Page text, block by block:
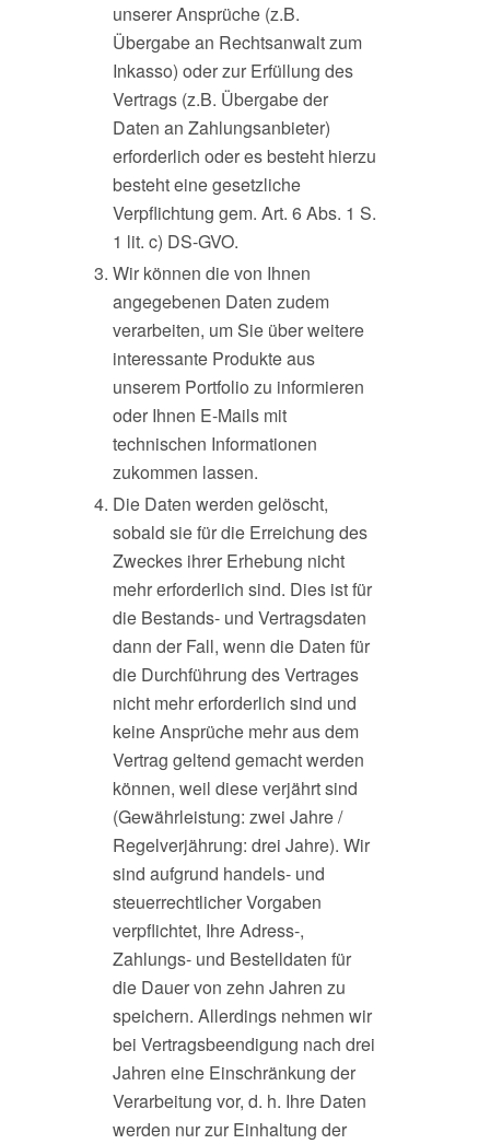
unserer Ansprüche (z.B.
Übergabe an Rechtsanwalt zum
Inkasso) oder zur Erfüllung des
Vertrags (z.B. Übergabe der
Daten an Zahlungsanbieter)
erforderlich oder es besteht hierzu
besteht eine gesetzliche
Verpflichtung gem. Art. 6 Abs. 1 S.
1 lit. c) DS-GVO.
Wir können die von Ihnen
angegebenen Daten zudem
verarbeiten, um Sie über weitere
interessante Produkte aus
unserem Portfolio zu informieren
oder Ihnen E-Mails mit
technischen Informationen
zukommen lassen.
Die Daten werden gelöscht,
sobald sie für die Erreichung des
Zweckes ihrer Erhebung nicht
mehr erforderlich sind. Dies ist für
die Bestands- und Vertragsdaten
dann der Fall, wenn die Daten für
die Durchführung des Vertrages
nicht mehr erforderlich sind und
keine Ansprüche mehr aus dem
Vertrag geltend gemacht werden
können, weil diese verjährt sind
(Gewährleistung: zwei Jahre /
Regelverjährung: drei Jahre). Wir
sind aufgrund handels- und
steuerrechtlicher Vorgaben
verpflichtet, Ihre Adress-,
Zahlungs- und Bestelldaten für
die Dauer von zehn Jahren zu
speichern. Allerdings nehmen wir
bei Vertragsbeendigung nach drei
Jahren eine Einschränkung der
Verarbeitung vor, d. h. Ihre Daten
werden nur zur Einhaltung der